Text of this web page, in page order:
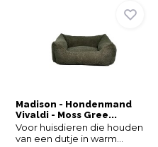
Madison - Hondenmand
Vivaldi - Moss Gree...
Voor huisdieren die houden
van een dutje in warm...